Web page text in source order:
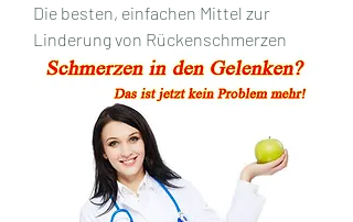
Die besten, einfachen Mittel zur
Linderung von Rückenschmerzen